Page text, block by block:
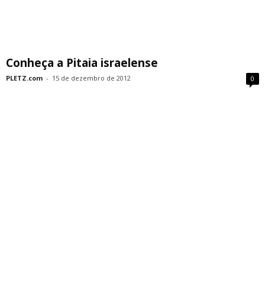
Conheça a Pitaia israelense
PLETZ.com - 15 de dezembro de 2012 0